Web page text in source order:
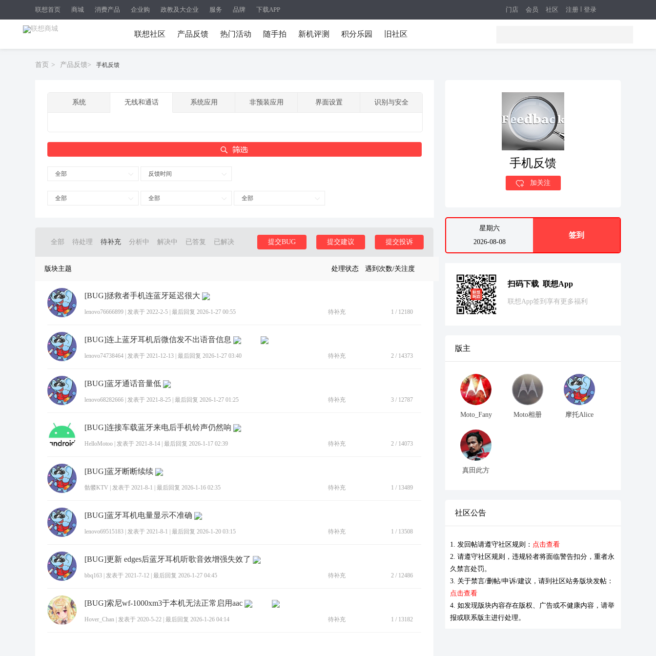
联想首页 商城 消费产品 企业购 政教及大企业 服务 品牌 下载APP 注册 登录
门店 会员 社区
联想社区 产品反馈 热门活动 随手拍 新机评测 积分乐园 旧社区
首页 > 产品反馈> 手机反馈
系统 无线和通话 系统应用 非预装应用 界面设置 识别与安全
全部 反馈时间
全部 全部 全部
全部 待处理 待补充 分析中 解决中 已答复 已解决 提交投诉
提交建议
提交BUG
版块主题 处理状态 遇到次数/关注度
[BUG]拯救者手机连蓝牙延迟很大
lenovo76666899 发表于 2022-2-5 最后回复 2026-1-27 00:55 待补充 1 / 12180
[BUG]连上蓝牙耳机后微信发不出语音信息
lenovo74738464 发表于 2021-12-13 最后回复 2026-1-27 03:40 待补充 2 / 14373
[BUG]蓝牙通话音量低
lenovo68282666 发表于 2021-8-25 最后回复 2026-1-27 01:25 待补充 3 / 12787
[BUG]连接车载蓝牙来电后手机铃声仍然响
HelloMotoo 发表于 2021-8-14 最后回复 2026-1-17 02:39 待补充 2 / 14073
[BUG]蓝牙断断续续
骷髅KTV 发表于 2021-8-1 最后回复 2026-1-16 02:35 待补充 1 / 13489
[BUG]蓝牙耳机电量显示不准确
lenovo69515183 发表于 2021-8-1 最后回复 2026-1-20 03:15 待补充 1 / 13508
[BUG]更新 edges后蓝牙耳机听歌音效增强失效了
bbq163 发表于 2021-7-12 最后回复 2026-1-27 04:45 待补充 2 / 12486
[BUG]索尼wf-1000xm3于本机无法正常启用aac
Hover_Chan 发表于 2020-5-22 最后回复 2026-1-26 04:14 待补充 1 / 13182
手机反馈
加关注
星期六
2026-08-08
签到
扫码下载 联想App
联想App签到享有更多福利
版主
Moto_Fany Moto相册 摩托Alice
真田此方
社区公告
1. 发回帖请遵守社区规则： 点击查看
2. 请遵守社区规则，违规轻者将面临警告扣分，重者永
久禁言处罚。
3. 关于禁言/删帖/申诉/建议，请到社区站务版块发帖：
点击查看
4. 如发现版块内容存在版权、广告或不健康内容，请举
报或联系版主进行处理。